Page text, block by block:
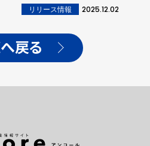
リリース情報 2025.12.02
戻る